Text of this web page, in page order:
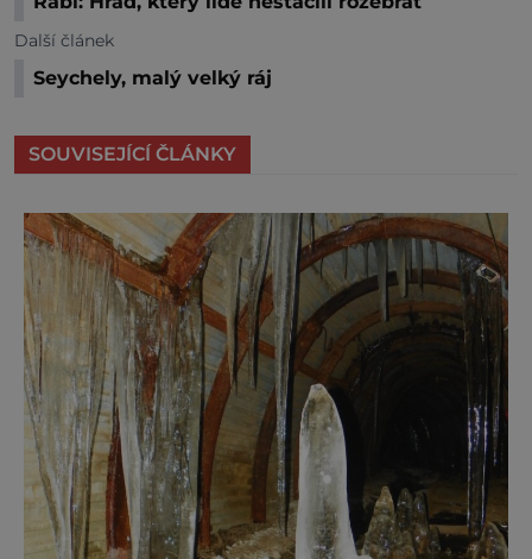
Další článek
Seychely, malý velký ráj
SOUVISEJÍCÍ ČLÁNKY